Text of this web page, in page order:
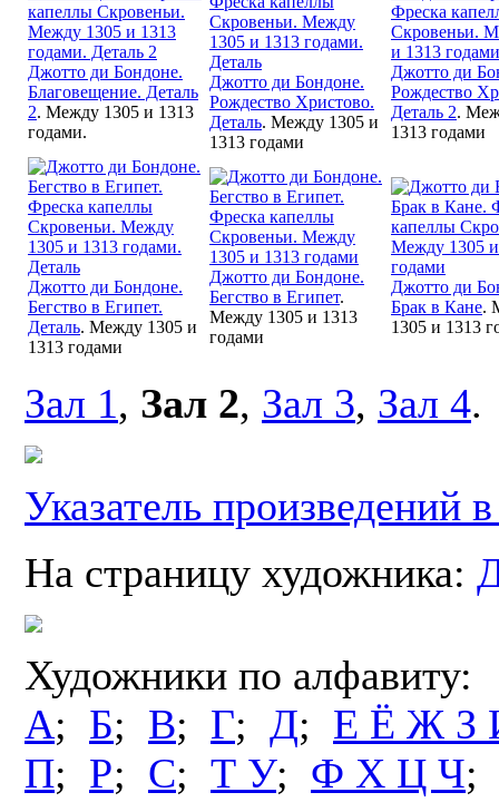
Джотто ди Бондоне.
Благовещение. Деталь
2. Между 1305 и 1313
годами.
Джотто ди Бондоне.
Рождество Христово.
Деталь. Между 1305 и
1313 годами
Джотто ди
Рождество
Деталь 2.
1313 годами
Джотто ди Бондоне.
Бегство в Египет.
Деталь. Между 1305 и
1313 годами
Джотто ди Бондоне.
Бегство в Египет.
Между 1305 и 1313
годами
Джотто ди
Брак в Кане.
1305 и 1313
Зал 1, Зал 2, Зал 3, Зал 4.
Указатель произведений
На страницу художника:
Художники по алфавиту:
А; Б; В; Г; Д; Е Ё Ж З
П; Р; С; Т У; Ф Х Ц Ч;